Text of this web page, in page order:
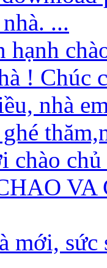
...
! Chúc
nhà
chào
VA
mới,